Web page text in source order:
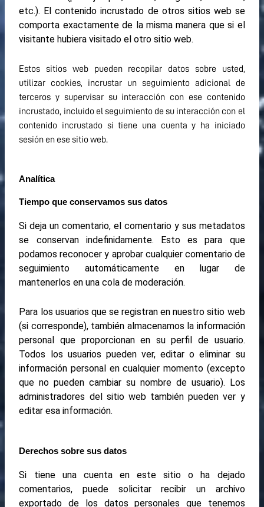
etc.). El contenido incrustado de otros sitios web se
comporta exactamente de la misma manera que si el
visitante hubiera visitado el otro sitio web.
Estos sitios web pueden recopilar datos sobre usted,
utilizar cookies, incrustar un seguimiento adicional de
terceros y supervisar su interacción con ese contenido
incrustado, incluido el seguimiento de su interacción con el
contenido incrustado si tiene una cuenta y ha iniciado
sesión en ese sitio web.
Analítica
Tiempo que conservamos sus datos
Si deja un comentario, el comentario y sus metadatos
se conservan indefinidamente. Esto es para que
podamos reconocer y aprobar cualquier comentario de
seguimiento automáticamente en lugar de
mantenerlos en una cola de moderación.
Para los usuarios que se registran en nuestro sitio web
(si corresponde), también almacenamos la información
personal que proporcionan en su perfil de usuario.
Todos los usuarios pueden ver, editar o eliminar su
información personal en cualquier momento (excepto
que no pueden cambiar su nombre de usuario). Los
administradores del sitio web también pueden ver y
editar esa información.
Derechos sobre sus datos
Si tiene una cuenta en este sitio o ha dejado
comentarios, puede solicitar recibir un archivo
exportado de los datos personales que tenemos